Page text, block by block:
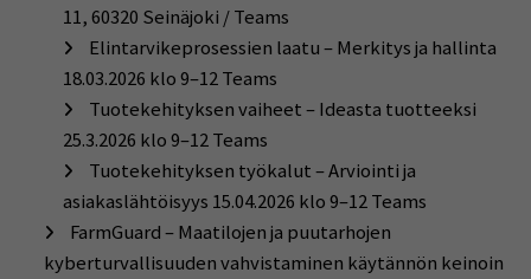
11, 60320 Seinäjoki / Teams
Elintarvikeprosessien laatu – Merkitys ja hallinta
18.03.2026 klo 9–12 Teams
Tuotekehityksen vaiheet – Ideasta tuotteeksi
25.3.2026 klo 9–12 Teams
Tuotekehityksen työkalut – Arviointi ja
asiakaslähtöisyys 15.04.2026 klo 9–12 Teams
FarmGuard – Maatilojen ja puutarhojen
kyberturvallisuuden vahvistaminen käytännön keinoin